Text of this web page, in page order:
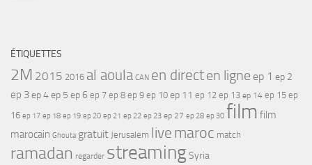
ÉTIQUETTES
2M 2015 2016 al aoula CAN en directen ligne ep 1 ep 2
ep 3ep 4ep 5 ep 6 ep 7 ep 8 ep 9 ep 10 ep 11 ep 12 ep 13 ep 14 ep 15 ep
16 ep 17 ep 18 ep 19 ep 20 ep 21 ep 22 ep 23 ep 27 ep 28 ep 30 film film
marocain Ghouta gratuit Jerusalem live maroc match
ramadan regarder streamingSyria